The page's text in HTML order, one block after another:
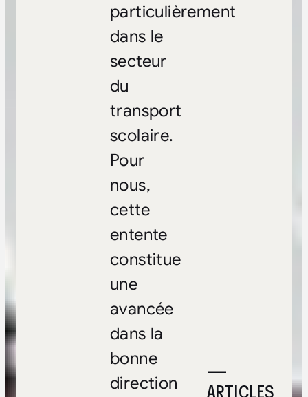
—
particulièrement
dans le
secteur
du
transport
scolaire.
Pour
nous,
cette
entente
constitue
une
avancée
dans la
bonne
direction